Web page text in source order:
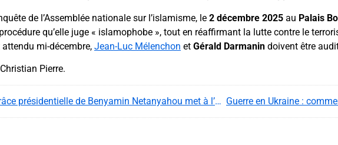
de l’Assemblée nationale sur l’islamisme, le 2 décembre 2025 au Palais
qu’elle juge « islamophobe », tout en réaffirmant la lutte contre le
mi-décembre, Jean-Luc Mélenchon et Gérald Darmanin doivent être
Pierre.
Israël : la demande de grâce présidentielle de Benyamin Netanyahou met à l’épreuve l’État de droit